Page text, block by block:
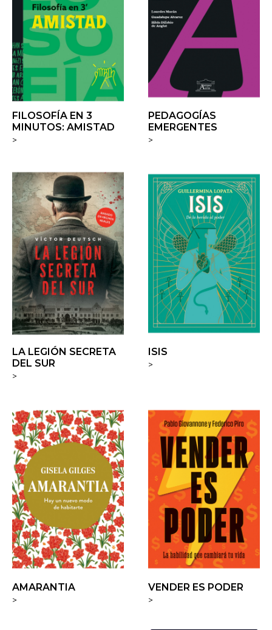
FILOSOFÍA EN 3
MINUTOS: AMISTAD
>
PEDAGOGÍAS
EMERGENTES
>
LA LEGIÓN SECRETA
DEL SUR
>
ISIS
>
AMARANTIA
>
VENDER ES PODER
>